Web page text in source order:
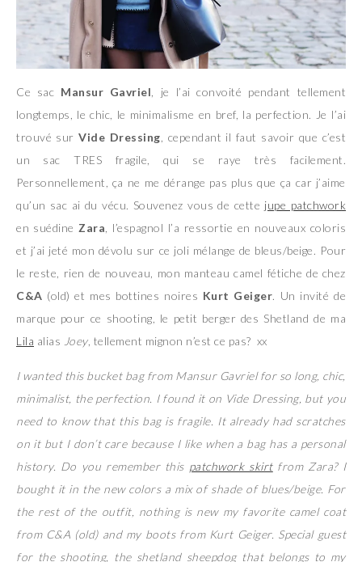
Ce sac Mansur Gavriel , je l’ai convoité pendant tellement
longtemps, le chic, le minimalisme en bref, la perfection. Je l’ai
trouvé surVide Dressing , cependant il faut savoir que c’est
un sac TRES fragile, qui se raye très facilement.
Personnellement, ça ne me dérange pas plus que ça car j’aime
qu’un sac ai du vécu. Souvenez vous de cette jupe patchwork
en suédine Zara , l’espagnol l’a ressortie en nouveaux coloris
et j’ai jeté mon dévolu sur ce joli mélange de bleus/beige. Pour
le reste, rien de nouveau, mon manteau camel fétiche de chez
C&A (old) et mes bottines noires Kurt Geiger. Un invité de
marque pour ce shooting, le petit berger des Shetland de ma
Lila alias Joey, tellement mignon n’est ce pas? xx
I wanted this bucket bag from Mansur Gavriel for so long, chic,
minimalist, the perfection. I found it on Vide Dressing, but you
need to know that this bag is fragile. It already had scratches
on it but I don’t care because I like when a bag has a personal
history. Do you remember this patchwork skirtfrom Zara? I
bought it in the new colors a mix of shade of blues/beige. For
the rest of the outfit, nothing is new my favorite camel coat
from C&A (old) and my boots from Kurt Geiger. Special guest
for the shooting, the shetland sheepdog that belongs to my